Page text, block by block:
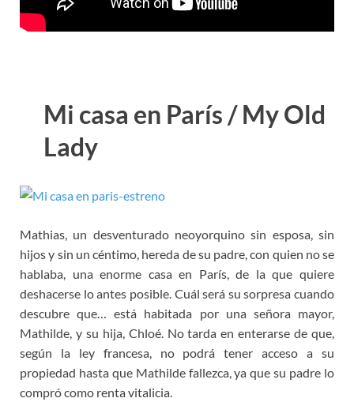
Mi casa en París / My Old
Lady
Mathias, un desventurado neoyorquino sin esposa, sin
hijos y sin un céntimo, hereda de su padre, con quien no se
hablaba, una enorme casa en París, de la que quiere
deshacerse lo antes posible. Cuál será su sorpresa cuando
descubre que… está habitada por una señora mayor,
Mathilde, y su hija, Chloé. No tarda en enterarse de que,
según la ley francesa, no podrá tener acceso a su
propiedad hasta que Mathilde fallezca, ya que su padre lo
compró como renta vitalicia.